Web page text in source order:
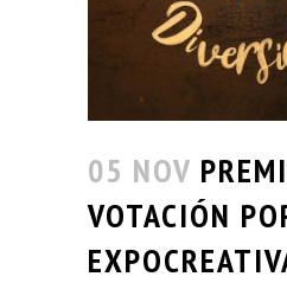
05 NOV
VOTACIÓN